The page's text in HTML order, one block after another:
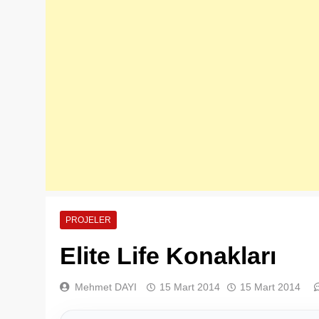
PROJELER
Elite Life Konakları
Mehmet DAYI 15 Mart 2014 15 Mart 2014